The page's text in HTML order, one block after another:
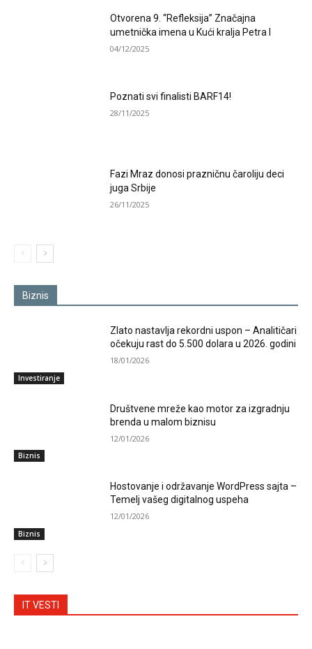
Otvorena 9. “Refleksija” Značajna
umetnička imena u Kući kralja Petra I
04/12/2025
Poznati svi finalisti BARF14!
28/11/2025
Fazi Mraz donosi prazničnu čaroliju deci
juga Srbije
26/11/2025
Biznis
Investiranje
Zlato nastavlja rekordni uspon – Analitičari
očekuju rast do 5.500 dolara u 2026. godini
18/01/2026
Biznis
Društvene mreže kao motor za izgradnju
brenda u malom biznisu
12/01/2026
Biznis
Hostovanje i održavanje WordPress sajta –
Temelj vašeg digitalnog uspeha
12/01/2026
IT VESTI